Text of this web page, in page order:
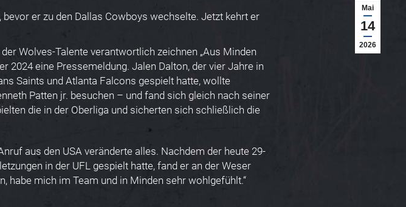
Mai
14
2026
er zu den Dallas Cowboys wechselte. Jetzt kehrt er
Wolves-Talente verantwortlich zeichnen „Aus Minden
2024 eine Pressemeldung. Jalen Dalton, der vier Jahre in
Saints und Atlanta Falcons gespielt hatte, wollte
Patten jr. besuchen – und fand sich gleich nach seiner
die in der Oberliga und sicherten sich schließlich die
aus den USA veränderte alles. Nachdem der heute 29-
in der UFL gespielt hatte, fand er an der Weser
habe mich im Team und in Minden sehr wohlgefühlt.“